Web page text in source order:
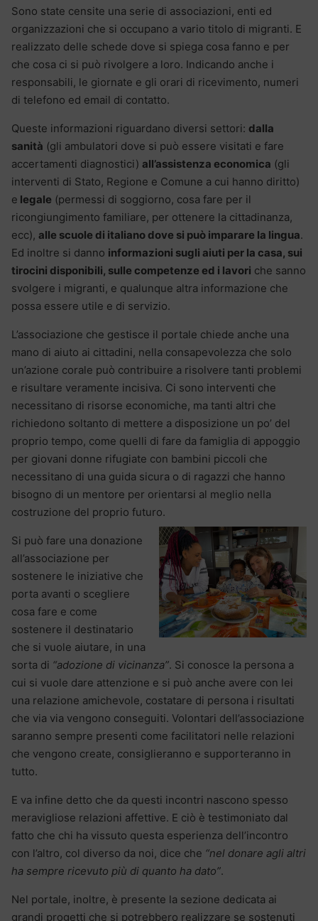
Sono state censite una serie di associazioni, enti ed
organizzazioni che si occupano a vario titolo di migranti. E
realizzato delle schede dove si spiega cosa fanno e per
che cosa ci si può rivolgere a loro. Indicando anche i
responsabili, le giornate e gli orari di ricevimento, numeri
di telefono ed email di contatto.
Queste informazioni riguardano diversi settori: dalla
sanità (gli ambulatori dove si può essere visitati e fare
accertamenti diagnostici) all’assistenza economica (gli
interventi di Stato, Regione e Comune a cui hanno diritto)
e legale (permessi di soggiorno, cosa fare per il
ricongiungimento familiare, per ottenere la cittadinanza,
ecc), alle scuole di italiano dove si può imparare la lingua.
Ed inoltre si danno informazioni sugli aiuti per la casa, sui
tirocini disponibili, sulle competenze ed i lavori che sanno
svolgere i migranti, e qualunque altra informazione che
possa essere utile e di servizio.
L’associazione che gestisce il portale chiede anche una
mano di aiuto ai cittadini, nella consapevolezza che solo
un’azione corale può contribuire a risolvere tanti problemi
e risultare veramente incisiva. Ci sono interventi che
necessitano di risorse economiche, ma tanti altri che
richiedono soltanto di mettere a disposizione un po’ del
proprio tempo, come quelli di fare da famiglia di appoggio
per giovani donne rifugiate con bambini piccoli che
necessitano di una guida sicura o di ragazzi che hanno
bisogno di un mentore per orientarsi al meglio nella
costruzione del proprio futuro.
Si può fare una donazione
all’associazione per
sostenere le iniziative che
porta avanti o scegliere
cosa fare e come
sostenere il destinatario
che si vuole aiutare, in una
sorta di “adozione di vicinanza”. Si conosce la persona a
cui si vuole dare attenzione e si può anche avere con lei
una relazione amichevole, costatare di persona i risultati
che via via vengono conseguiti. Volontari dell’associazione
saranno sempre presenti come facilitatori nelle relazioni
che vengono create, consiglieranno e supporteranno in
tutto.
E va infine detto che da questi incontri nascono spesso
meravigliose relazioni affettive. E ciò è testimoniato dal
fatto che chi ha vissuto questa esperienza dell’incontro
con l’altro, col diverso da noi, dice che “nel donare agli altri
ha sempre ricevuto più di quanto ha dato”.
Nel portale, inoltre, è presente la sezione dedicata ai
grandi progetti che si potrebbero realizzare se sostenuti